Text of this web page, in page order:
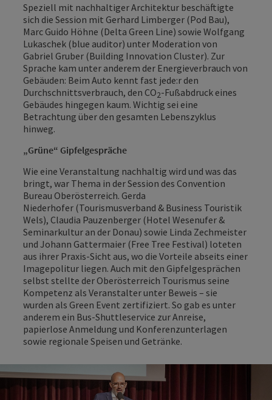
Speziell mit nachhaltiger Architektur beschäftigte
sich die Session mit Gerhard Limberger (Pod Bau),
Marc Guido Höhne (Delta Green Line) sowie Wolfgang
Lukaschek (blue auditor) unter Moderation von
Gabriel Gruber (Building Innovation Cluster). Zur
Sprache kam unter anderem der Energieverbrauch von
Gebäuden: Beim Auto kennt fast jede:r den
Durchschnittsverbrauch, den CO2-Fußabdruck eines
Gebäudes hingegen kaum. Wichtig sei eine
Betrachtung über den gesamten Lebenszyklus
hinweg.
„Grüne“ Gipfelgespräche
Wie eine Veranstaltung nachhaltig wird und was das
bringt, war Thema in der Session des Convention
Bureau Oberösterreich. Gerda
Niederhofer (Tourismusverband & Business Touristik
Wels), Claudia Pauzenberger (Hotel Wesenufer &
Seminarkultur an der Donau) sowie Linda Zechmeister
und Johann Gattermaier (Free Tree Festival) loteten
aus ihrer Praxis-Sicht aus, wo die Vorteile abseits einer
Imagepolitur liegen. Auch mit den Gipfelgesprächen
selbst stellte der Oberösterreich Tourismus seine
Kompetenz als Veranstalter unter Beweis – sie
wurden als Green Event zertifiziert. So gab es unter
anderem ein Bus-Shuttleservice zur Anreise,
papierlose Anmeldung und Konferenzunterlagen
sowie regionale Speisen und Getränke.